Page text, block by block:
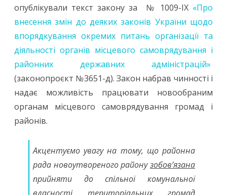
опублікували текст закону за № 1009-IX «Про
внесення змін до деяких законів України щодо
впорядкування окремих питань організації та
діяльності органів місцевого самоврядування і
районних державних адміністрацій»
(законопроєкт №3651-д). Закон набрав чинності і
надає можливість працювати новообраним
органам місцевого самоврядування громад і
районів.
Акцентуємо увагу на тому, що районна
рада новоутвореного районузобов’язана
прийняти до спільної комунальної